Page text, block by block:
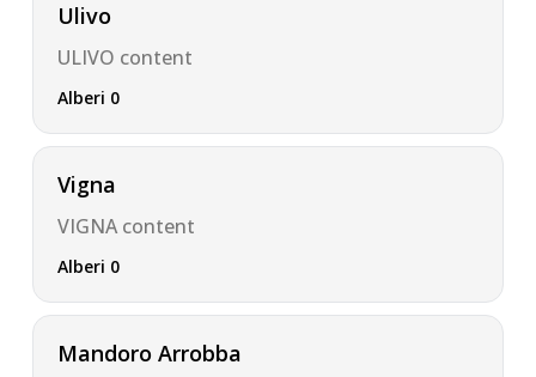
Ulivo
ULIVO content
Alberi 0
Vigna
VIGNA content
Alberi 0
Mandoro Arrobba